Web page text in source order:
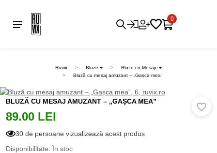
0
Ruvix Bluze
Bluze cu Mesaje
Bluză cu mesaj amuzant – „Gașca mea”
BLUZĂ CU MESAJ AMUZANT – „GAȘCA MEA”
89.00 LEI
30 de persoane vizualizează acest produs
Disponibilitate: În stoc